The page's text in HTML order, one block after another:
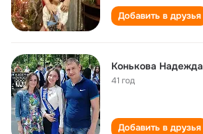
Добавить в друзья
Конькова Надежда
41 год
Добавить в друзья